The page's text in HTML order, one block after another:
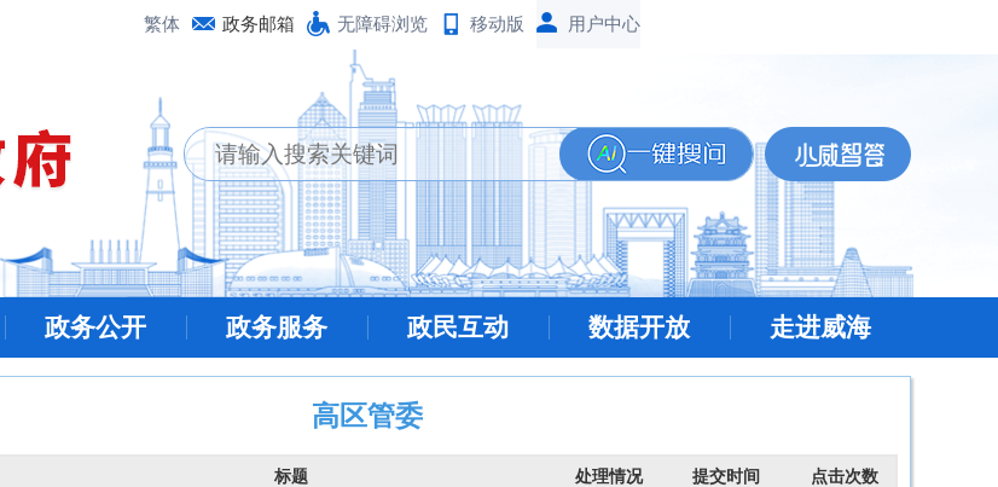
繁体 政务邮箱 无障碍浏览 移动版
政务公开 政务服务 政民互动 数据开放 走进威海
高区管委
标题 处理情况 提交时间 点击次数